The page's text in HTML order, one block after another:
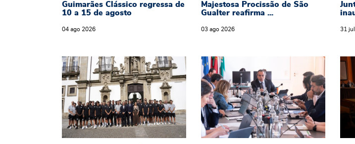
Guimarães Clássico regressa de
10 a 15 de agosto
04 ago 2026
Majestosa Procissão de São
Gualter reafirma ...
03 ago 2026 31 jul
"Levam ao peito o símbolo de Guimarães": Ricardo Araújo
365ª Reunião do Executivo